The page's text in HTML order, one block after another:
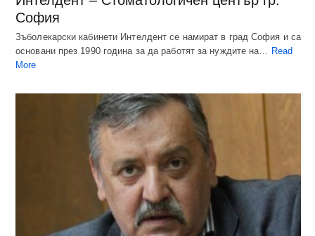
София
Зъболекарски кабинети Интелдент се намират в град София и са
основани през 1990 година за да работят за нуждите на… Read
More